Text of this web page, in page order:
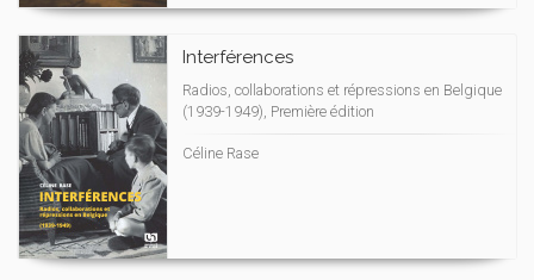
Interférences
Radios, collaborations et répressions en Belgique
(1939-1949), Première édition
Céline Rase